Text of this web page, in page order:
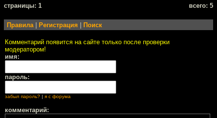
cтраницы: 1 всего: 5
Правила | Регистрация | Поиск
Комментарий появится на сайте только после проверки
модератором!
имя:
пароль:
забыл пароль? | я с форума
комментарий: